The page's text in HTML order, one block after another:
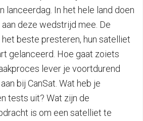
lanceerdag. In het hele land doen
deze wedstrijd mee. De
beste presteren, hun satelliet
gelanceerd. Hoe gaat zoiets
lever je voortdurend
bij CanSat. Wat heb je
tests uit? Wat zijn de
is om een satelliet te